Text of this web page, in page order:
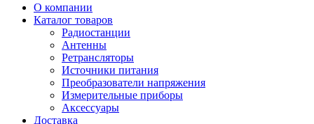
О компании
Каталог товаров
Радиостанции
Антенны
Ретрансляторы
Источники питания
Преобразователи напряжения
Измерительные приборы
Аксессуары
Доставка